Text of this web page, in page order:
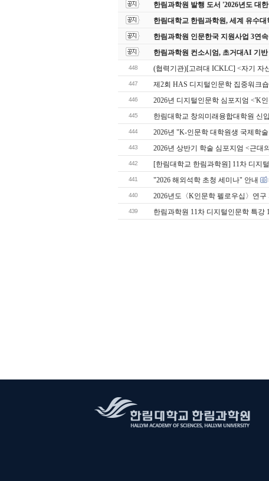
한림과학원 발행 도서 '2026년도 대
한림대학교 한림과학원, 세계 유수
한림과학원 인문한국 지원사업 3연
한림과학원 컨소시엄, 초거대AI 기
448 (협력기관)[고려대 ICKLC] <자기 자
447 제2회 HAS 디지털인문학 집중워크숍
446 2026년 디지털인문학 심포지엄 <'K
445 한림대학교 창의미래융합대학원 신
444 2026년 "K-인문학 대학원생 국제학
443 2026년 상반기 학술 심포지엄 <근대
442 [한림대학교 한림과학원] 11차 디지
441 "2026 해외석학 초청 세미나" 안내
440 2026년도〈K인문학 펠로우십〉연구
439 한림과학원 11차 디지털인문학 특강